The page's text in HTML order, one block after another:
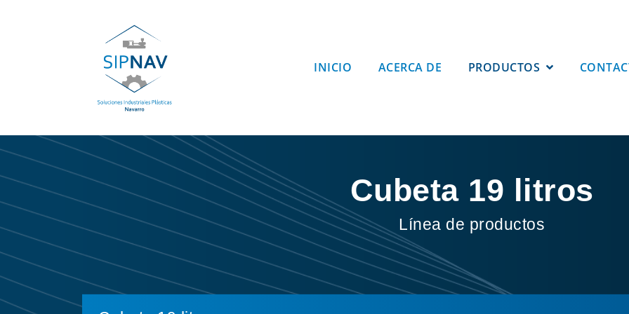
INICIO ACERCA DE PRODUCTOS
Cubeta 19 litros
Línea de productos